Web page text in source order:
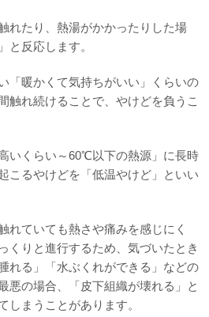
れたり、熱湯がかかったりした場
と反応します。
「暖かくて気持ちがいい」くらいの
触れ続けることで、やけどを負うこ
いくらい～60℃以下の熱源」に長時
こるやけどを「低温やけど」といい
れていても熱さや痛みを感じにく
くりと進行するため、気づいたとき
れる」「水ぶくれができる」などの
悪の場合、「皮下組織が壊れる」と
しまうことがあります。